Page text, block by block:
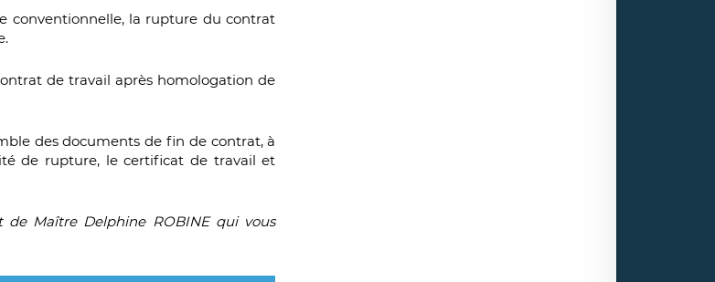
conventionnelle, la rupture du contrat
de travail après homologation de
des documents de fin de contrat, à
de rupture, le certificat de travail et
de Maître Delphine ROBINE qui vous